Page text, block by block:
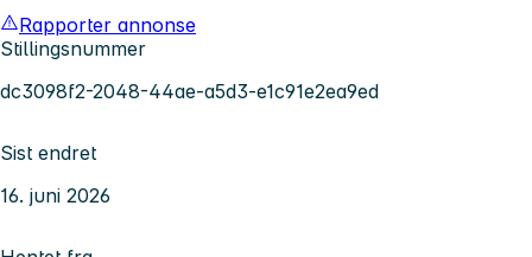
Rapporter annonse
Stillingsnummer
dc3098f2-2048-44ae-a5d3-e1c91e2ea9ed
Sist endret
16. juni 2026